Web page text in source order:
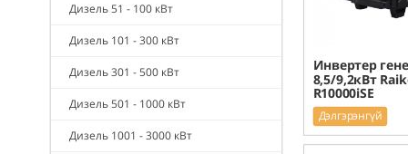
Дизель 51 - 100 кВт
Дизель 101 - 300 кВт
Дизель 301 - 500 кВт
Дизель 501 - 1000 кВт
Дизель 1001 - 3000 кВт
Инвертер
8,5/9,2кВт
R10000iSE
Дэлгэрэнгүй